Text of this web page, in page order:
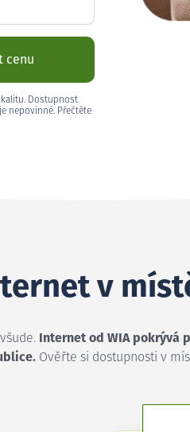
cenu
Dostupnost
nepovinné. Přečtěte
v
Internet od WIA pokrývá
Ověřte si dostupnosti v